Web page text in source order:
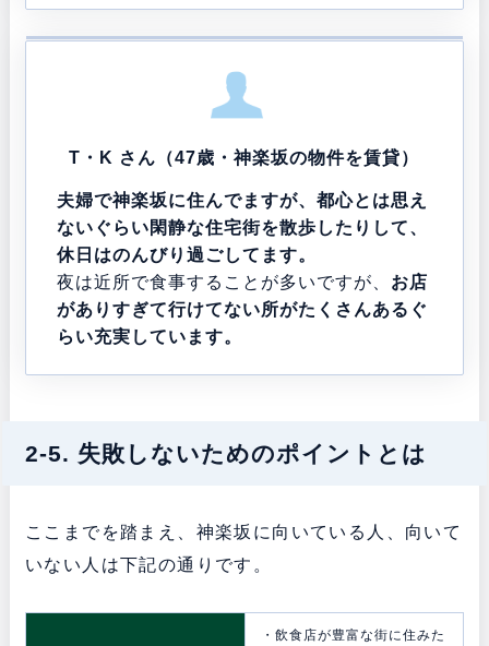
T・K さん（47歳・神楽坂の物件を賃貸）
夫婦で神楽坂に住んでますが、都心とは思え
ないぐらい閑静な住宅街を散歩したりして、
休日はのんびり過ごしてます。
夜は近所で食事することが多いですが、 お店
がありすぎて行けてない所がたくさんあるぐ
らい充実しています。
2-5. 失敗しないためのポイントとは
ここまでを踏まえ、神楽坂に向いている人、向いて
いない人は下記の通りです。
・飲食店が豊富な街に住みた